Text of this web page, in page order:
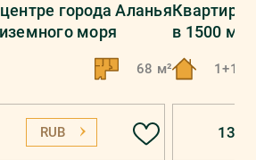
города Аланья
моря
68 м²
RUB
Квартира
в 1500 м
1+1
137